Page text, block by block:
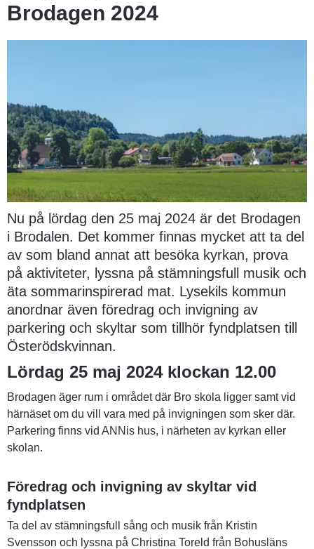
Brodagen 2024
Nu på lördag den 25 maj 2024 är det Brodagen
i Brodalen. Det kommer finnas mycket att ta del
av som bland annat att besöka kyrkan, prova
på aktiviteter, lyssna på stämningsfull musik och
äta sommarinspirerad mat. Lysekils kommun
anordnar även föredrag och invigning av
parkering och skyltar som tillhör fyndplatsen till
Österödskvinnan.
Lördag 25 maj 2024 klockan 12.00
Brodagen äger rum i området där Bro skola ligger samt vid
härnäset om du vill vara med på invigningen som sker där.
Parkering finns vid ANNis hus, i närheten av kyrkan eller
skolan.
Föredrag och invigning av skyltar vid
fyndplatsen
Ta del av stämningsfull sång och musik från Kristin
Svensson och lyssna på Christina Toreld från Bohusläns